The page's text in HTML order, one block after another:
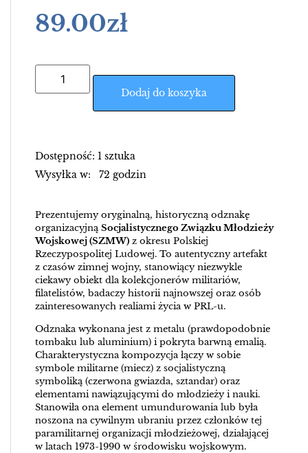
89.00zł
Dodaj do koszyka
Dostępność: 1 sztuka
Wysyłka w: 72 godzin
Prezentujemy oryginalną, historyczną odznakę
organizacyjną Socjalistycznego Związku Młodzieży
Wojskowej (SZMW) z okresu Polskiej
Rzeczypospolitej Ludowej. To autentyczny artefakt
z czasów zimnej wojny, stanowiący niezwykle
ciekawy obiekt dla kolekcjonerów militariów,
filatelistów, badaczy historii najnowszej oraz osób
zainteresowanych realiami życia w PRL-u.
Odznaka wykonana jest z metalu (prawdopodobnie
tombaku lub aluminium) i pokryta barwną emalią.
Charakterystyczna kompozycja łączy w sobie
symbole militarne (miecz) z socjalistyczną
symboliką (czerwona gwiazda, sztandar) oraz
elementami nawiązującymi do młodzieży i nauki.
Stanowiła ona element umundurowania lub była
noszona na cywilnym ubraniu przez członków tej
paramilitarnej organizacji młodzieżowej, działającej
w latach 1973-1990 w środowisku wojskowym.